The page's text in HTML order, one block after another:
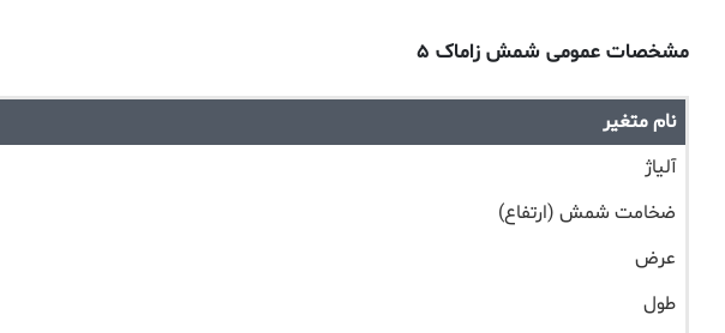
مشخصات عمومی شمش زاماک ۵
نام متغیر
آلیاژ
ضخامت شمش (ارتفاع)
عرض
طول